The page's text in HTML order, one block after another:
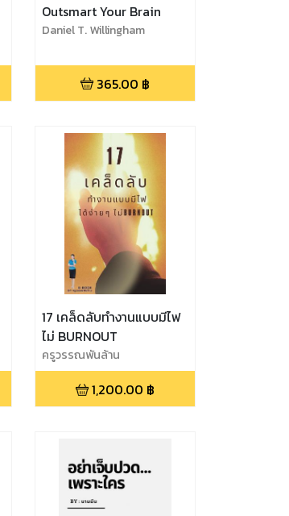
Outsmart Your Brain
Daniel T. Willingham
365.00 ฿
17 เคล็ดลับทำงานแบบมีไฟ
ไม่ BURNOUT
ครูวรรณพันล้าน
1,200.00 ฿